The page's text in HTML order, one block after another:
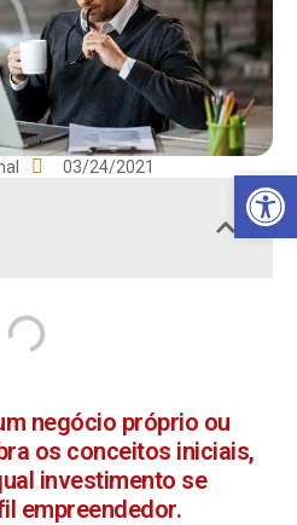
03/24/2021
negócio próprio ou
os conceitos iniciais,
investimento se
empreendedor.